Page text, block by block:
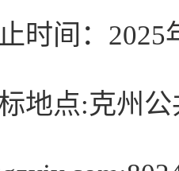
时间：2025
地点:克州公